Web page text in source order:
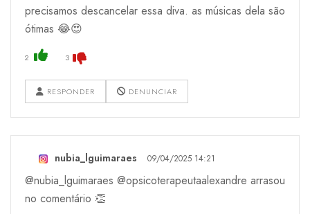
precisamos descancelar essa diva. as músicas dela são
ótimas 😂😍
2 3
RESPONDER DENUNCIAR
nubia_lguimaraes 09/04/2025 14:21
@nubia_lguimaraes @opsicoterapeutaalexandre arrasou
no comentário 👏